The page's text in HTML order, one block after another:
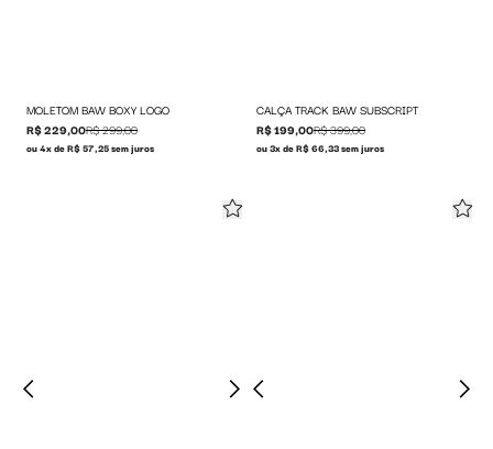
MOLETOM BAW BOXY LOGO
R$ 229,00R$ 299,00
ou 4x de R$ 57,25 sem juros
CALÇA TRACK BAW SUBSCRIPT
R$ 199,00R$ 399,00
ou 3x de R$ 66,33 sem juros